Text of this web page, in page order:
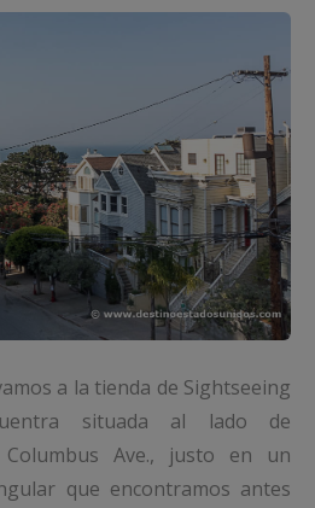
a la tienda de Sightseeing
situada al lado de
Ave., justo en un
que encontramos antes